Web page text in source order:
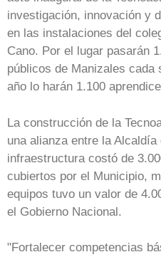
investigación, innovación y
en las instalaciones del
Cano. Por el lugar pasarán
públicos de Manizales cada
año lo harán 1.100
La construcción de la
una alianza entre la
infraestructura costó de
cubiertos por el Municipio,
equipos tuvo un valor de
el Gobierno Nacional.
"Fortalecer competencias